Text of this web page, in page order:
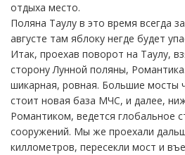
отдыха место.
Поляна Таулу в это время всегда
августе там яблоку негде будет
Итак, проехав поворот на Таулу,
сторону Лунной поляны,
шикарная, ровная. Большие мосты
стоит новая база МЧС, и далее,
Романтиком, ведется глобальное
сооружений. Мы же проехали
киллометров, пересекли мост и